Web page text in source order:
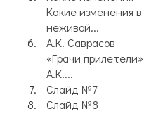
Какие изменения в
неживой...
А.К. Саврасов
«Грачи прилетели»
А.К....
Слайд №7
Слайд №8